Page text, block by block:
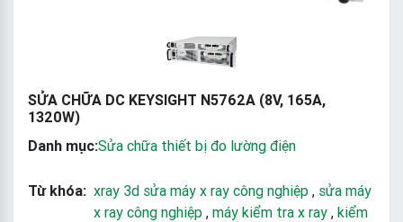
SỬA CHỮA DC KEYSIGHT N5762A (8V, 165A,
1320W)
Danh mục:Sửa chữa thiết bị đo lường điện
Từ khóa: xray 3d sửa máy x ray công nghiệp , sửa máy
x ray công nghiệp , máy kiểm tra x ray , kiểm